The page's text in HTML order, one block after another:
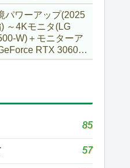
ていた話
パワーアップ(2025
～4Kモニタ(LG
W)＋モニターア
RTX 3060Ti
2X 8G OCV1
85
57